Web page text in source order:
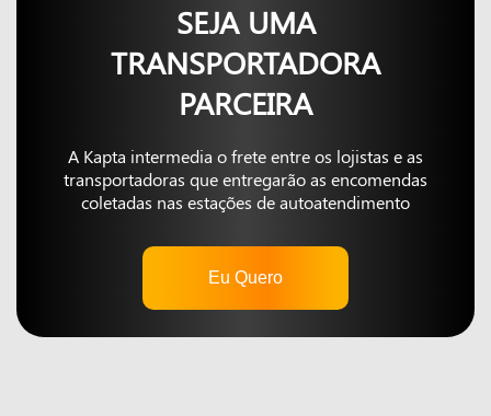
SEJA UMA
TRANSPORTADORA
PARCEIRA
A Kapta intermedia o frete entre os lojistas e as
transportadoras que entregarão as encomendas
coletadas nas estações de autoatendimento
Eu Quero